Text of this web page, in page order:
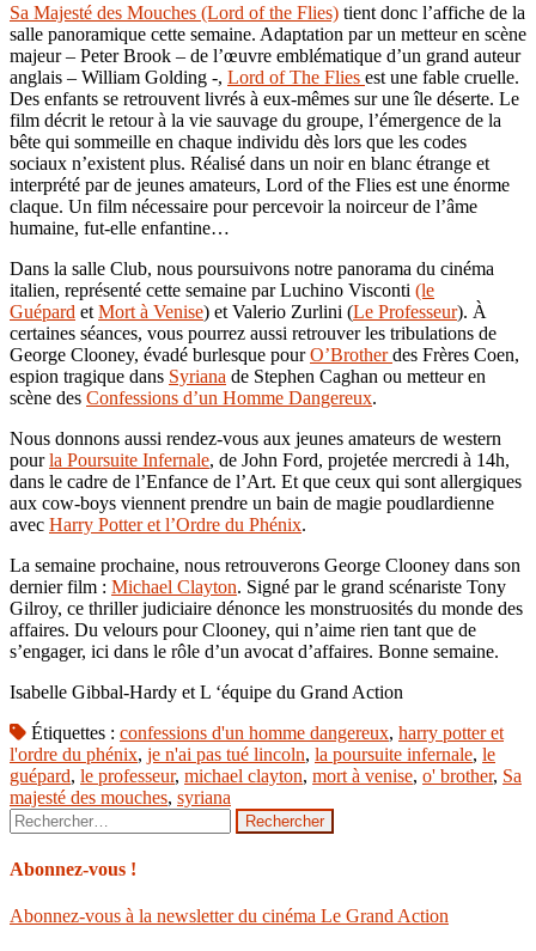
Sa Majesté des Mouches (Lord of the Flies) tient donc l’affiche de la
salle panoramique cette semaine. Adaptation par un metteur en scène
majeur – Peter Brook – de l’œuvre emblématique d’un grand auteur
anglais – William Golding -, Lord of The Flies est une fable cruelle.
Des enfants se retrouvent livrés à eux-mêmes sur une île déserte. Le
film décrit le retour à la vie sauvage du groupe, l’émergence de la
bête qui sommeille en chaque individu dès lors que les codes
sociaux n’existent plus. Réalisé dans un noir en blanc étrange et
interprété par de jeunes amateurs, Lord of the Flies est une énorme
claque. Un film nécessaire pour percevoir la noirceur de l’âme
humaine, fut-elle enfantine…
Dans la salle Club, nous poursuivons notre panorama du cinéma
italien, représenté cette semaine par Luchino Visconti (le
Guépard et Mort à Venise) et Valerio Zurlini (Le Professeur). À
certaines séances, vous pourrez aussi retrouver les tribulations de
George Clooney, évadé burlesque pourO’Brotherdes Frères Coen,
espion tragique dans Syriana de Stephen Caghan ou metteur en
scène des Confessions d’un Homme Dangereux.
Nous donnons aussi rendez-vous aux jeunes amateurs de western
pourla Poursuite Infernale, de John Ford, projetée mercredi à 14h,
dans le cadre de l’Enfance de l’Art. Et que ceux qui sont allergiques
aux cow-boys viennent prendre un bain de magie poudlardienne
avec Harry Potter et l’Ordre du Phénix.
La semaine prochaine, nous retrouverons George Clooney dans son
dernier film : Michael Clayton. Signé par le grand scénariste Tony
Gilroy, ce thriller judiciaire dénonce les monstruosités du monde des
affaires. Du velours pour Clooney, qui n’aime rien tant que de
s’engager, ici dans le rôle d’un avocat d’affaires. Bonne semaine.
Isabelle Gibbal-Hardy et L ‘équipe du Grand Action
Étiquettes : confessions d'un homme dangereux, harry potter et
l'ordre du phénix, je n'ai pas tué lincoln, la poursuite infernale, le
guépard, le professeur, michael clayton, mort à venise, o' brother, Sa
majesté des mouches, syriana
Rechercher :
Abonnez-vous !
Abonnez-vous à la newsletter du cinéma Le Grand Action